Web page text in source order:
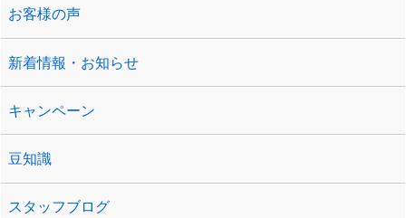
お客様の声
新着情報・お知らせ
キャンペーン
豆知識
スタッフブログ